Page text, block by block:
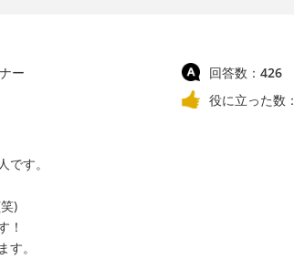
ー 回答数： 426
役に立った数：
す。
)
！
。